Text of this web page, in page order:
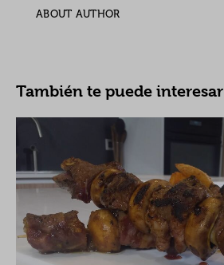
ABOUT AUTHOR
También te puede interesar